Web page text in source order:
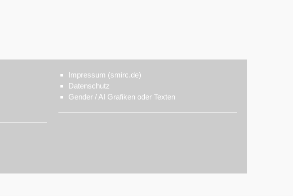
Impressum (smirc.de)
Datenschutz
Gender / AI Grafiken oder Texten